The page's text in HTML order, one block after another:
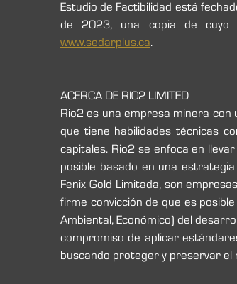
Estudio de Factibilidad está
www.sedarplus.ca.
ACERCA DE RIO2 LIMITED
Rio2 es una empresa minera con
que tiene habilidades técnicas
capitales. Rio2 se enfoca en
posible basado en una
Fenix Gold Limitada, son
firme convicción de que es
Ambiental, Económico) del
compromiso de aplicar
buscando proteger y preservar